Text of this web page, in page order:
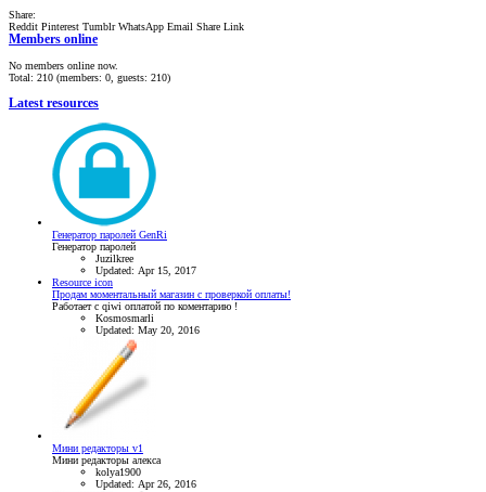
Share:
Reddit Pinterest Tumblr WhatsApp Email Share Link
Members online
No members online now.
Total: 210 (members: 0, guests: 210)
Latest resources
Генератор паролей GenRi
Генератор паролей
Juzilkree
Updated: Apr 15, 2017
Resource icon
Продам моментальный магазин с проверкой оплаты!
Работает с qiwi оплатой по коментарию !
Kosmosmarli
Updated: May 20, 2016
Мини редакторы v1
Мини редакторы алекса
kolya1900
Updated: Apr 26, 2016